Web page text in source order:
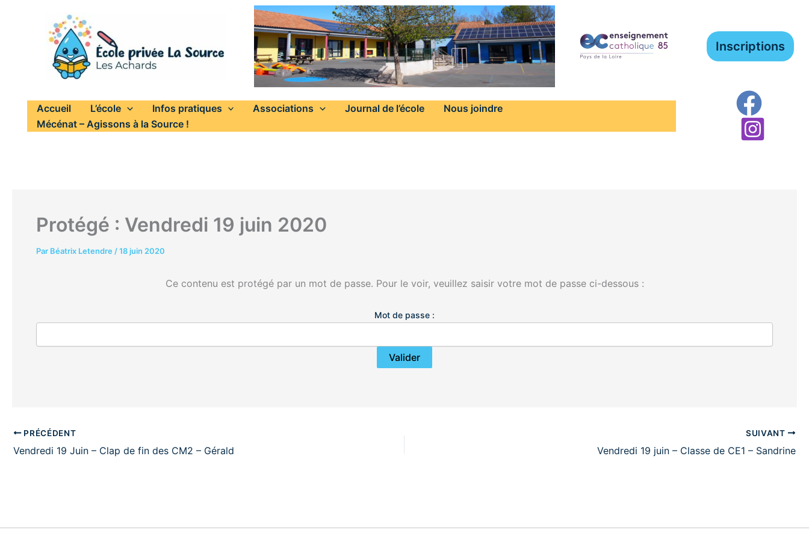
Inscriptions
Accueil L’école Infos pratiques Associations Journal de l’école
Nous joindre
Mécénat – Agissons à la Source !
Protégé : Vendredi 19 juin 2020
Par Béatrix Letendre /18 juin 2020
Ce contenu est protégé par un mot de passe. Pour le voir, veuillez saisir votre mot de passe ci-dessous :
Mot de passe :
PRÉCÉDENT
Vendredi 19 Juin – Clap de fin des CM2 – Gérald
SUIVANT
Vendredi 19 juin – Classe de CE1 – Sandrine